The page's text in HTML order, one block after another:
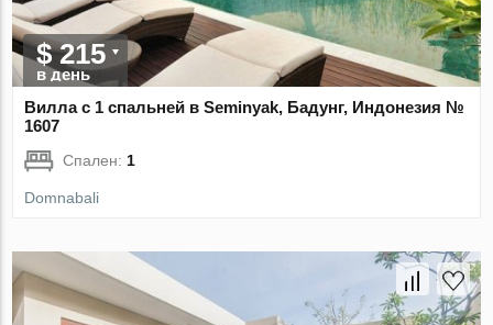
$ 215
в день
Вилла с 1 спальней в Seminyak, Бадунг, Индонезия №
1607
Спален:1
Domnabali